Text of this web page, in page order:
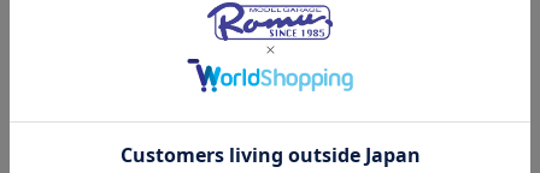
クーガー C22LM ポル
シェ No.13 24H ル